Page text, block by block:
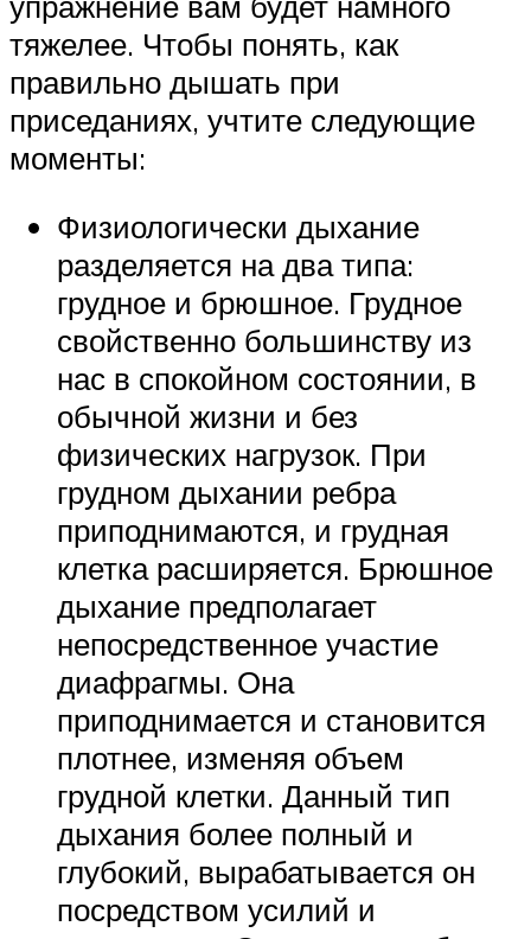
тяжелее. Чтобы понять, как
правильно дышать при
приседаниях, учтите следующие
моменты:
Физиологически дыхание
разделяется на два типа:
грудное и брюшное. Грудное
свойственно большинству из
нас в спокойном состоянии, в
обычной жизни и без
физических нагрузок. При
грудном дыхании ребра
приподнимаются, и грудная
клетка расширяется. Брюшное
дыхание предполагает
непосредственное участие
диафрагмы. Она
приподнимается и становится
плотнее, изменяя объем
грудной клетки. Данный тип
дыхания более полный и
глубокий, вырабатывается он
посредством усилий и